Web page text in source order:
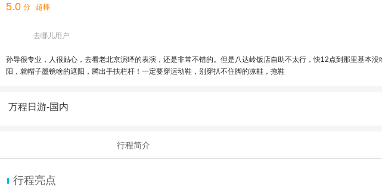
5.0 分 超棒
去哪儿用户
孙导很专业，人很贴心，去看老北京演绎的表演，还是非常不错的。但是八达岭饭店自助不太行，快12点到那里基本
阳，就帽子墨镜啥的遮阳，腾出手扶栏杆！一定要穿运动鞋，别穿扒不住脚的凉鞋，拖鞋
万程日游-国内
行程简介
行程亮点